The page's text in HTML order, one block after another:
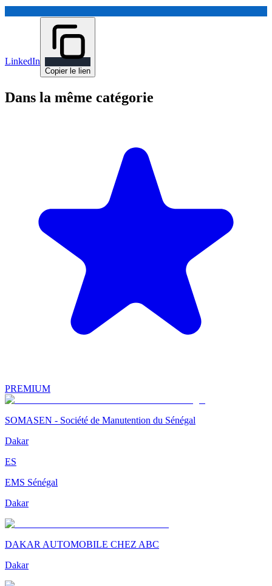
LinkedIn
Copier le lien
Dans la même catégorie
PREMIUM
SOMASEN - Société de Manutention du Sénégal
Dakar
ES
EMS Sénégal
Dakar
DAKAR AUTOMOBILE CHEZ ABC
Dakar